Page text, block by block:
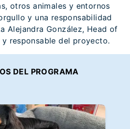
otros animales y entornos
y una responsabilidad
Alejandra González, Head of
responsable del proyecto.
DEL PROGRAMA